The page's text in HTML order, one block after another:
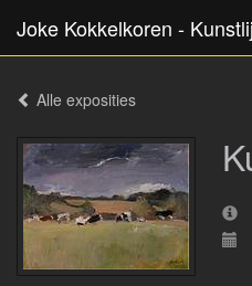
Joke Kokkelkoren -
Alle exposities